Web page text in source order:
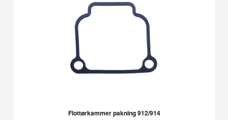
Flottørkammer pakning 912/914